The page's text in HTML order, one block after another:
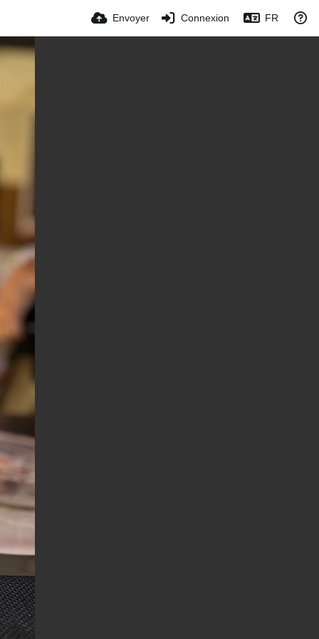
Envoyer Connexion FR